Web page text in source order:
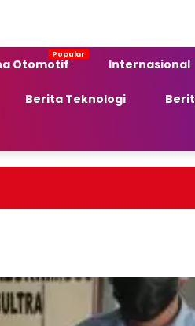
Otomotif Internasional
Berita Teknologi